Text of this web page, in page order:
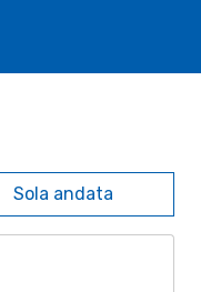
Sola andata